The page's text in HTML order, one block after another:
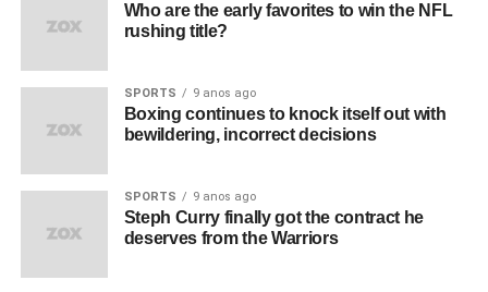
Who are the early favorites to win the NFL
rushing title?
SPORTS 9 anos ago
Boxing continues to knock itself out with
bewildering, incorrect decisions
SPORTS 9 anos ago
Steph Curry finally got the contract he
deserves from the Warriors